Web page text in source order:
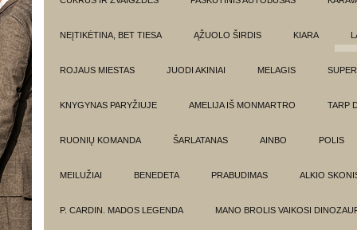
NEĮTIKĖTINA, BET TIESA ĄŽUOLO ŠIRDIS KIARA
ROJAUS MIESTAS JUODI AKINIAI MELAGIS
KNYGYNAS PARYŽIUJE AMELIJA IŠ MONMARTRO TARP
RUONIŲ KOMANDA ŠARLATANAS AINBO POLIS
MEILUŽIAI BENEDETA PRABUDIMAS ALKIO
P. CARDIN. MADOS LEGENDA MANO BROLIS VAIKOSI